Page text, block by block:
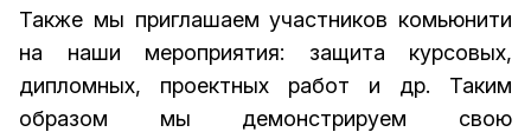
Также мы приглашаем участников комьюнити
на наши мероприятия: защита курсовых,
дипломных, проектных работ и др. Таким
образом мы демонстрируем свою